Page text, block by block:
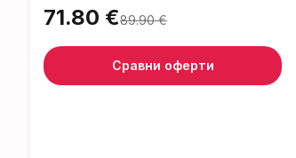
71.80 €89.90€
Сравни оферти